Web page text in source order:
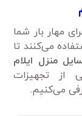
مهار بار شما
می‌کنند تا
منزل ایلام
از تجهیزات
می‌کنیم.